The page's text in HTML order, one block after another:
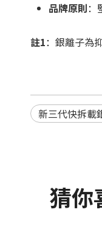
品牌原則：
註1：銀離子為
新三代快拆載
猜你